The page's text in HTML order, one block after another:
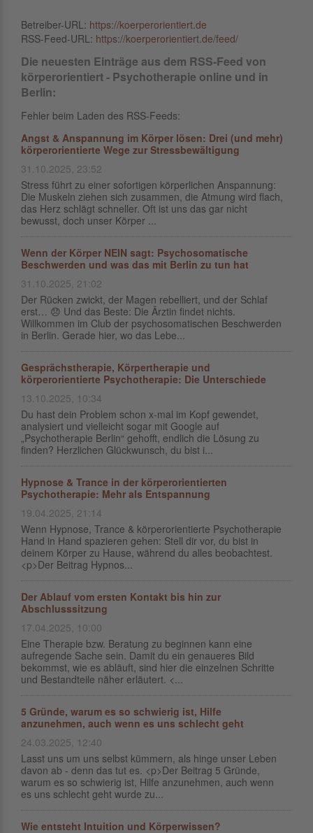
Betreiber-URL: https://koerperorientiert.de
RSS-Feed-URL: https://koerperorientiert.de/feed/
Die neuesten Einträge aus dem RSS-Feed von
körperorientiert - Psychotherapie online und in
Berlin:
Fehler beim Laden des RSS-Feeds:
Angst & Anspannung im Körper lösen: Drei (und mehr)
körperorientierte Wege zur Stressbewältigung
31.10.2025, 23:52
Stress führt zu einer sofortigen körperlichen Anspannung:
Die Muskeln ziehen sich zusammen, die Atmung wird flach,
das Herz schlägt schneller. Oft ist uns das gar nicht
bewusst, doch unser Körper ...
Wenn der Körper NEIN sagt: Psychosomatische
Beschwerden und was das mit Berlin zu tun hat
31.10.2025, 21:02
Der Rücken zwickt, der Magen rebelliert, und der Schlaf
erst… 😞 Und das Beste: Die Ärztin findet nichts.
Willkommen im Club der psychosomatischen Beschwerden
in Berlin. Gerade hier, wo das Lebe...
Gesprächstherapie, Körpertherapie und
körperorientierte Psychotherapie: Die Unterschiede
13.10.2025, 10:34
Du hast dein Problem schon x-mal im Kopf gewendet,
analysiert und vielleicht sogar mit Google auf
„Psychotherapie Berlin“ gehofft, endlich die Lösung zu
finden? Herzlichen Glückwunsch, du bist i...
Hypnose & Trance in der körperorientierten
Psychotherapie: Mehr als Entspannung
19.04.2025, 21:14
Wenn Hypnose, Trance & körperorientierte Psychotherapie
Hand in Hand spazieren gehen: Stell dir vor, du bist in
deinem Körper zu Hause, während du alles beobachtest.
<p>Der Beitrag Hypnos...
Der Ablauf vom ersten Kontakt bis hin zur
Abschlusssitzung
17.04.2025, 10:00
Eine Therapie bzw. Beratung zu beginnen kann eine
aufregende Sache sein. Damit du ein genaueres Bild
bekommst, wie es abläuft, sind hier die einzelnen Schritte
und Bestandteile näher erläutert. <...
5 Gründe, warum es so schwierig ist, Hilfe
anzunehmen, auch wenn es uns schlecht geht
24.03.2025, 12:40
Lasst uns um uns selbst kümmern, als hinge unser Leben
davon ab - denn das tut es. <p>Der Beitrag 5 Gründe,
warum es so schwierig ist, Hilfe anzunehmen, auch wenn
es uns schlecht geht wurde zu...
Wie entsteht Intuition und Körperwissen?